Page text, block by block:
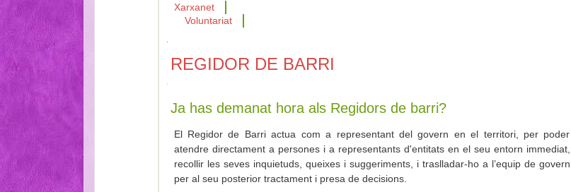
Xarxanet
Voluntariat
REGIDOR DE BARRI
Ja has demanat hora als Regidors de barri?
El Regidor de Barri actua com a representant del govern en el territori, per poder
atendre directament a persones i a representants d'entitats en el seu entorn immediat,
recollir les seves inquietuds, queixes i suggeriments, i traslladar-ho a l’equip de govern
per al seu posterior tractament i presa de decisions.